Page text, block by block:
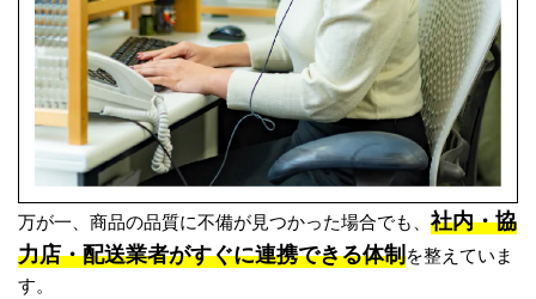
万が一、商品の品質に不備が見つかった場合でも、 社内・協
力店・配送業者がすぐに連携できる体制を整えていま
す。